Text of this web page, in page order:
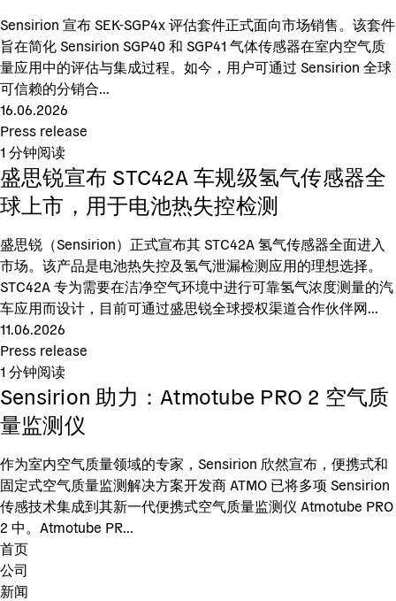
Sensirion 宣布 SEK-SGP4x 评估套件正式面向市场销售。该套件
旨在简化 Sensirion SGP40 和 SGP41 气体传感器在室内空气质
量应用中的评估与集成过程。如今，用户可通过 Sensirion 全球
可信赖的分销合...
16.06.2026
Press release
1 分钟阅读
盛思锐宣布 STC42A 车规级氢气传感器全
球上市，用于电池热失控检测
盛思锐（Sensirion）正式宣布其 STC42A 氢气传感器全面进入
市场。该产品是电池热失控及氢气泄漏检测应用的理想选择。
STC42A 专为需要在洁净空气环境中进行可靠氢气浓度测量的汽
车应用而设计，目前可通过盛思锐全球授权渠道合作伙伴网...
11.06.2026
Press release
1 分钟阅读
Sensirion 助力：Atmotube PRO 2 空气质
量监测仪
作为室内空气质量领域的专家，Sensirion 欣然宣布，便携式和
固定式空气质量监测解决方案开发商 ATMO 已将多项 Sensirion
传感技术集成到其新一代便携式空气质量监测仪 Atmotube PRO
2 中。Atmotube PR...
首页
公司
新闻